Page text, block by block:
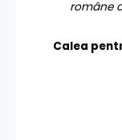
române
Calea